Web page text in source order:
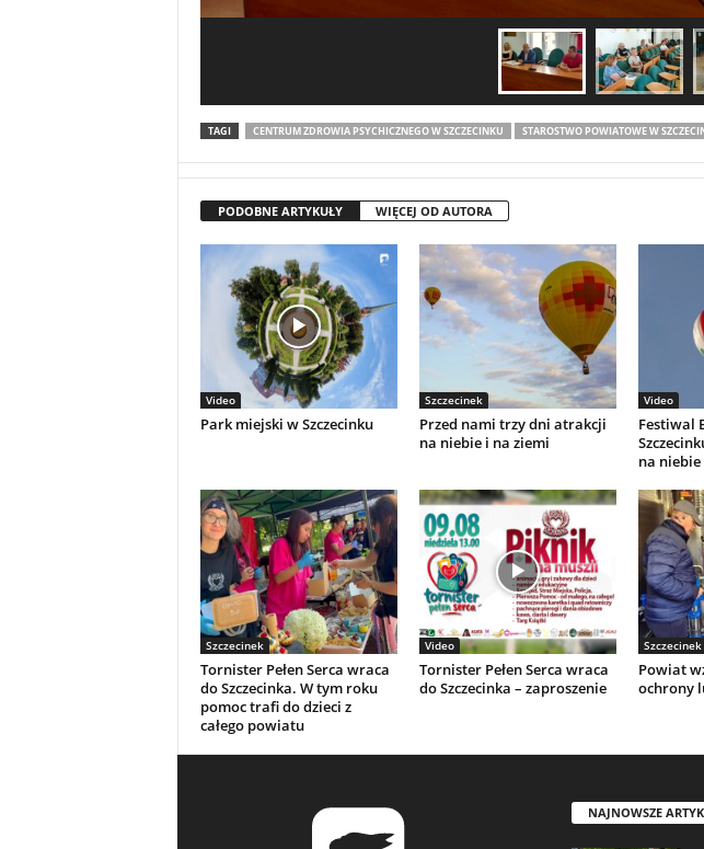
TAGI CENTRUM ZDROWIA PSYCHICZNEGO W SZCZECINKU STAROSTWO POWIATOWE W
PODOBNE ARTYKUŁY WIĘCEJ OD AUTORA
Video
Park miejski w Szczecinku
Szczecinek
Przed nami trzy dni atrakcji
na niebie i na ziemi
Video
Festiwal
na
Szczecinek
Tornister Pełen Serca wraca
do Szczecinka. W tym roku
pomoc trafi do dzieci z
całego powiatu
Video
Tornister Pełen Serca wraca
do Szczecinka – zaproszenie
Szczecinek
Powiat
ochrony
NAJNOWSZE